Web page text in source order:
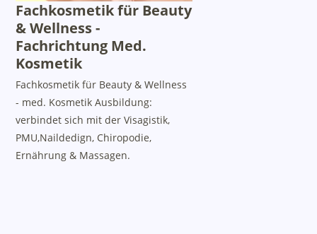
Fachkosmetik für Beauty
& Wellness -
Fachrichtung Med.
Kosmetik
Fachkosmetik für Beauty & Wellness
- med. Kosmetik Ausbildung:
verbindet sich mit der Visagistik,
PMU,Naildedign, Chiropodie,
Ernährung & Massagen.